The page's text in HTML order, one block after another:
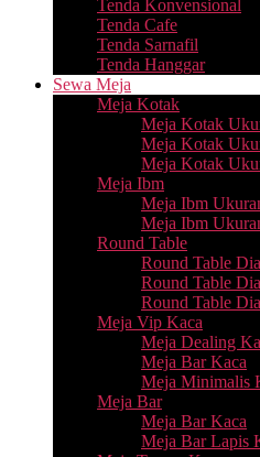
Tenda Konvensional
Tenda Cafe
Tenda Sarnafil
Tenda Hanggar
Sewa Meja
Meja Kotak
Meja Kotak
Meja Kotak
Meja Kotak
Meja Ibm
Meja Ibm
Meja Ibm
Round Table
Round Table
Round Table
Round Table
Meja Vip Kaca
Meja Dealing
Meja Bar Kaca
Meja Minimalis
Meja Bar
Meja Bar Kaca
Meja Bar Lapis